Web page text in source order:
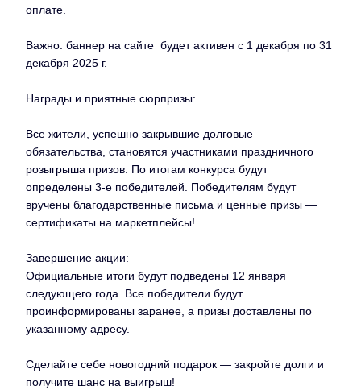
оплате.
Важно: баннер на сайте будет активен с 1 декабря по 31
декабря 2025 г.
Награды и приятные сюрпризы:
Все жители, успешно закрывшие долговые
обязательства, становятся участниками праздничного
розыгрыша призов. По итогам конкурса будут
определены 3-е победителей. Победителям будут
вручены благодарственные письма и ценные призы —
сертификаты на маркетплейсы!
Завершение акции:
Официальные итоги будут подведены 12 января
следующего года. Все победители будут
проинформированы заранее, а призы доставлены по
указанному адресу.
Сделайте себе новогодний подарок — закройте долги и
получите шанс на выигрыш!